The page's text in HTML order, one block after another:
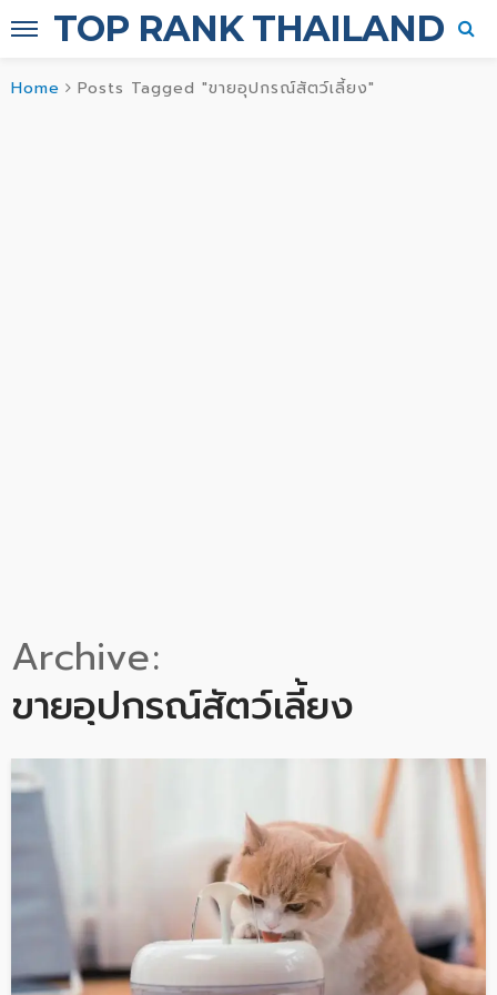
TOP RANK THAILAND
Home Posts Tagged "ขายอุปกรณ์สัตว์เลี้ยง"
Archive
ขายอุปกรณ์สัตว์เลี้ยง